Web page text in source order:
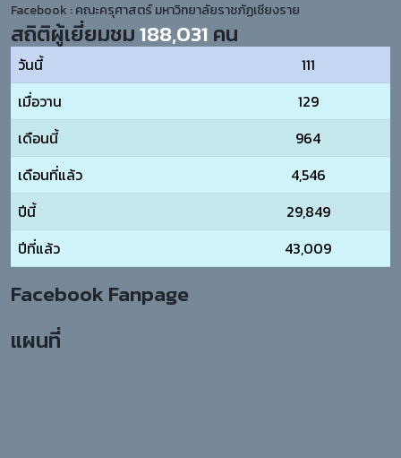
Facebook :คณะครุศาสตร์ มหาวิทยาลัยราชภัฏเชียงราย
สถิติผู้เยี่ยมชม188,031 คน
วันนี้
111
เมื่อวาน
129
เดือนนี้
964
เดือนที่แล้ว
4,546
ปีนี้
29,849
ปีที่แล้ว
43,009
Facebook Fanpage
แผนที่